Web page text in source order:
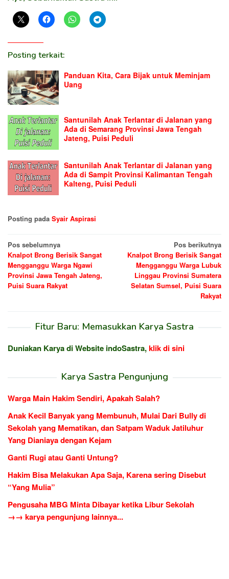
Posting terkait:
Panduan Kita, Cara Bijak untuk Meminjam
Uang
Santunilah Anak Terlantar di Jalanan yang
Ada di Semarang Provinsi Jawa Tengah
Jateng, Puisi Peduli
Santunilah Anak Terlantar di Jalanan yang
Ada di Sampit Provinsi Kalimantan Tengah
Kalteng, Puisi Peduli
Posting pada Syair Aspirasi
Navigasi
pos
Pos sebelumnya
Knalpot Brong Berisik Sangat
Mengganggu Warga Ngawi
Provinsi Jawa Tengah Jateng,
Puisi Suara Rakyat
Pos berikutnya
Knalpot Brong Berisik Sangat
Mengganggu Warga Lubuk
Linggau Provinsi Sumatera
Selatan Sumsel, Puisi Suara
Rakyat
Fitur Baru: Memasukkan Karya Sastra
Duniakan Karya di Website indoSastra,klik di sini
Karya Sastra Pengunjung
Warga Main Hakim Sendiri, Apakah Salah?
Anak Kecil Banyak yang Membunuh, Mulai Dari Bully di
Sekolah yang Mematikan, dan Satpam Waduk Jatiluhur
Yang Dianiaya dengan Kejam
Ganti Rugi atau Ganti Untung?
Hakim Bisa Melakukan Apa Saja, Karena sering Disebut
“Yang Mulia”
Pengusaha MBG Minta Dibayar ketika Libur Sekolah
→→ karya pengunjung lainnya...